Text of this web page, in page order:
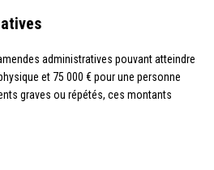
administratives pouvant atteindre
et 75 000 € pour une personne
graves ou répétés, ces montants